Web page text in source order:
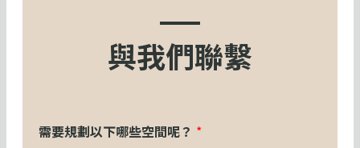
與我們聯繫
需要規劃以下哪些空間呢？ *